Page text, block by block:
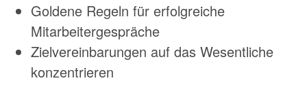
Goldene Regeln für erfolgreiche
Mitarbeitergespräche
Zielvereinbarungen auf das Wesentliche
konzentrieren